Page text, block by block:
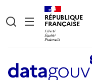
RÉPUBLIQUE
FRANÇAISE